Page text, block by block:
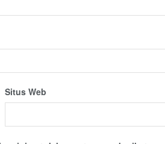
Situs Web